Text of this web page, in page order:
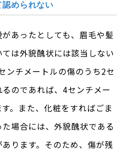
められない
あったとしても、眉毛や髪
は外貌醜状には該当しない
ンチメートルの傷のうち2セ
のであれば、4センチメー
。また、化粧をすればごま
場合には、外貌醜状である
ります。そのため、傷が残